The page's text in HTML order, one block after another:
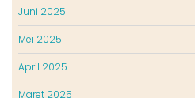
Juni 2025
Mei 2025
April 2025
Maret 2025